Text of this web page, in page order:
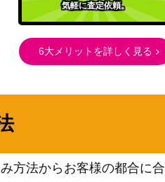
気軽に査定依頼。
6大メリットを詳しく見る
方法からお客様の都合に